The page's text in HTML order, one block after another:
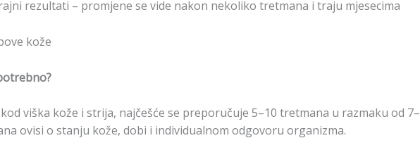
rezultati – promjene se vide nakon nekoliko tretmana i traju mjesecima
kože
viška kože i strija, najčešće se preporučuje 5–10 tretmana u razmaku od 7–
ovisi o stanju kože, dobi i individualnom odgovoru organizma.